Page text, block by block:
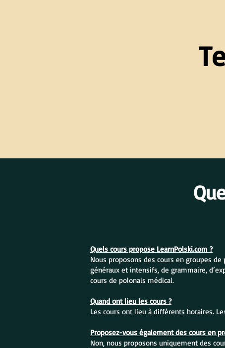
Quels cours propose LearnPolski.com ?
Nous proposons des cours en groupes
généraux et intensifs, de grammaire,
cours de polonais médical.
Quand ont lieu les cours ?
Les cours ont lieu à différents horaires.
Proposez-vous également des cours en
Non, nous proposons uniquement des